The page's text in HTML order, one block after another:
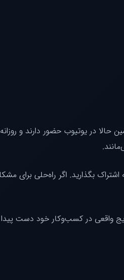
بگذارید. اگر راه‌حلی برای
واقعی در کسب‌وکار خود دست پیدا